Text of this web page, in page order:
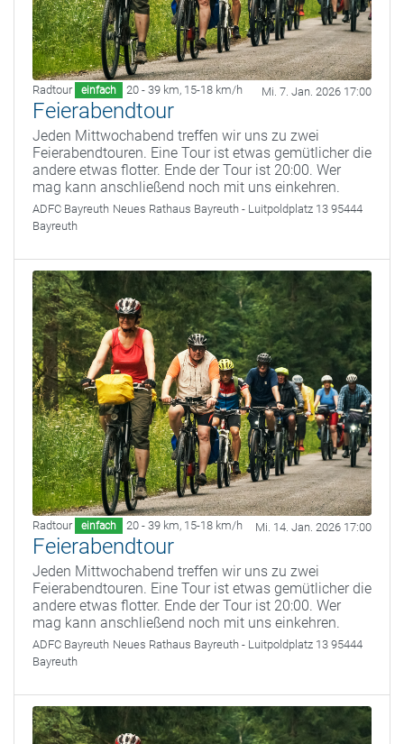
Radtour einfach 20 - 39 km, 15-18 km/h Mi. 7. Jan. 2026 17:00
Feierabendtour
Jeden Mittwochabend treffen wir uns zu zwei
Feierabendtouren. Eine Tour ist etwas gemütlicher die
andere etwas flotter. Ende der Tour ist 20:00. Wer
mag kann anschließend noch mit uns einkehren.
ADFC Bayreuth Neues Rathaus Bayreuth - Luitpoldplatz 13 95444
Bayreuth
Radtour einfach 20 - 39 km, 15-18 km/h Mi. 14. Jan. 2026 17:00
Feierabendtour
Jeden Mittwochabend treffen wir uns zu zwei
Feierabendtouren. Eine Tour ist etwas gemütlicher die
andere etwas flotter. Ende der Tour ist 20:00. Wer
mag kann anschließend noch mit uns einkehren.
ADFC Bayreuth Neues Rathaus Bayreuth - Luitpoldplatz 13 95444
Bayreuth